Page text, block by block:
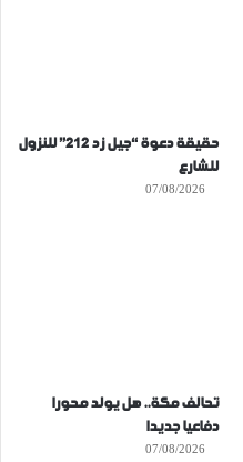
حقيقة دعوة “جيل زد 212” للنزول
للشارع
07/08/2026
تحالف مكة.. هل يولد محورا
دفاعيا جديدا
07/08/2026